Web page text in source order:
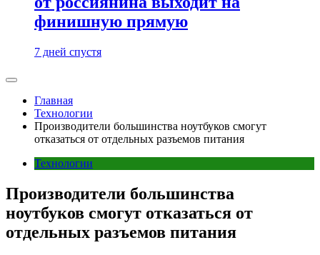
финишную прямую
7 дней спустя
Главная
Технологии
Производители большинства ноутбуков смогут
отказаться от отдельных разъемов питания
Технологии
Производители большинства
ноутбуков смогут отказаться от
отдельных разъемов питания